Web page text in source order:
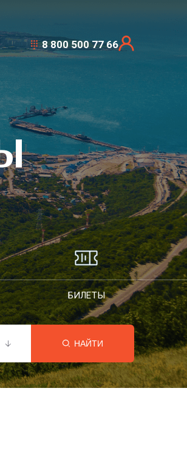
8 800 500 77 66
БИЛЕТЫ
НАЙТИ